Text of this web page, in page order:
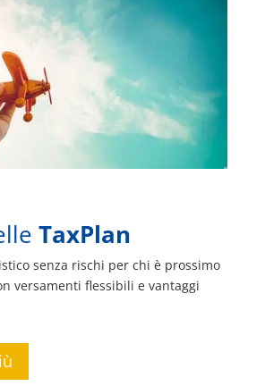
TaxPlan
senza rischi per chi è prossimo
versamenti flessibili e vantaggi